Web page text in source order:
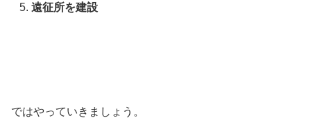
遠征所を建設
ではやっていきましょう。